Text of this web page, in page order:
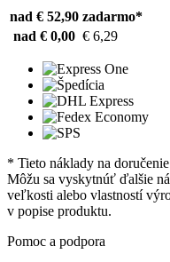
nad € 52,90 zadarmo*
nad € 0,00 € 6,29
* Tieto náklady na
Môžu sa vyskytnúť ďalšie
veľkosti alebo vlastností
v popise produktu.
Pomoc a podpora